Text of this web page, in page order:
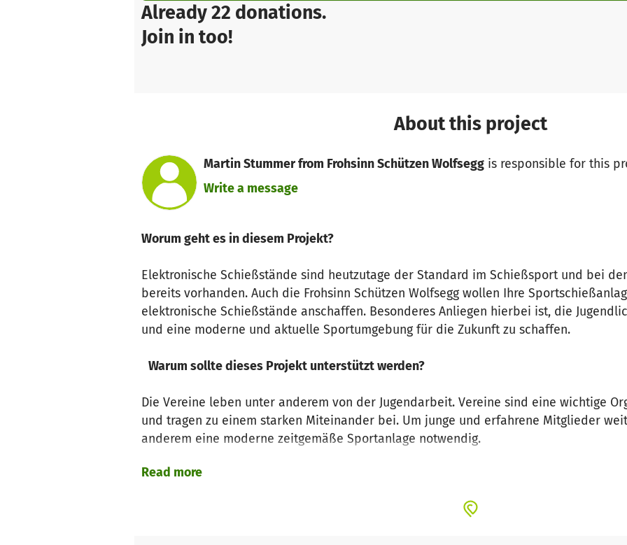
Already 22 donations.
Join in too!
About this project
Martin Stummer from Frohsinn Schützen Wolfseggis responsible for this
Write a message
Worum geht es in diesem Projekt?
Elektronische Schießstände sind heutzutage der Standard im Schießsport und bei
bereits vorhanden. Auch die Frohsinn Schützen Wolfsegg wollen Ihre
elektronische Schießstände anschaffen. Besonderes Anliegen hierbei ist, die
und eine moderne und aktuelle Sportumgebung für die Zukunft zu schaffen.
Warum sollte dieses Projekt unterstützt werden?
Die Vereine leben unter anderem von der Jugendarbeit. Vereine sind eine wichtige
und tragen zu einem starken Miteinander bei. Um junge und erfahrene Mitglieder
anderem eine moderne zeitgemäße Sportanlage notwendig.
Read more